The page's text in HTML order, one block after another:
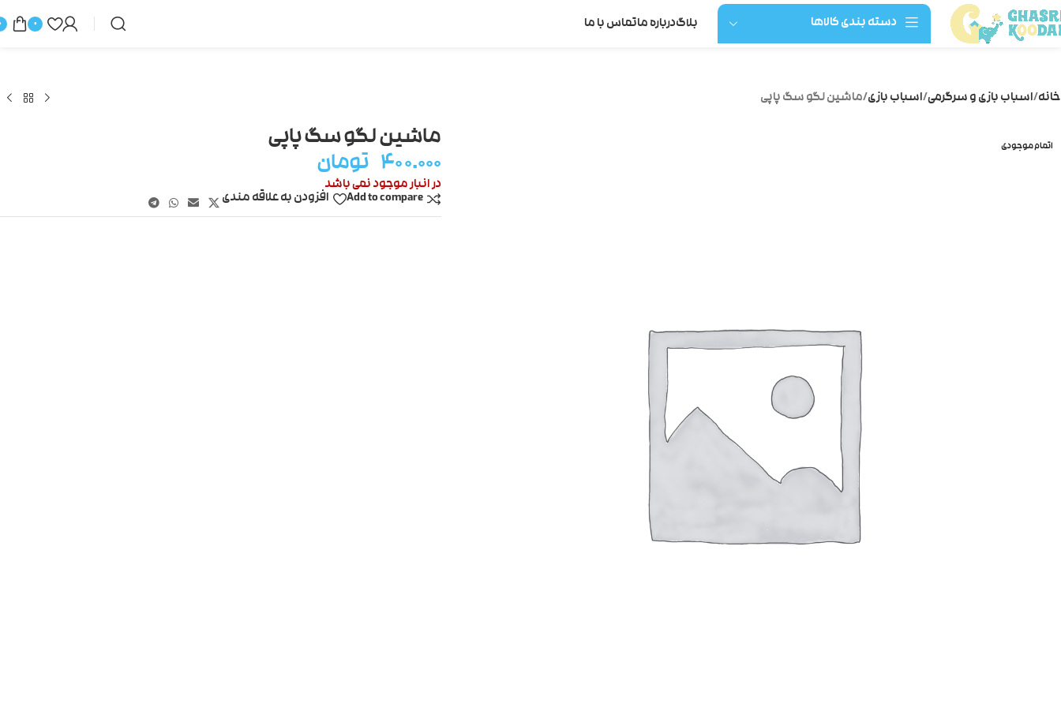
دسته بندی کالاها بلاگدرباره ماتماس با ما 0
خانه اسباب بازی و سرگرمی اسباب بازی ماشین لگو سگ پاپی
اتمام موجودی
ماشین لگو سگ پاپی
۴۰۰.۰۰۰ تومان
در انبار موجود نمی باشد
Add to compare
افزودن به علاقه مندی